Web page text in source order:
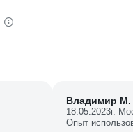
Владимир М.
18.05.2023г.
Опыт